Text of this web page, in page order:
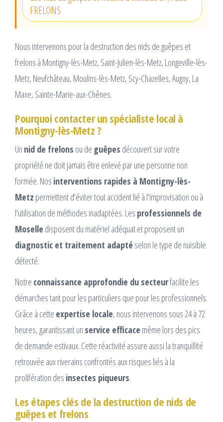
FRELONS
Nous intervenons pour la destruction des nids de guêpes et
frelons à Montigny-lès-Metz, Saint-Julien-lès-Metz, Longeville-lès-
Metz, Neufchâteau, Moulins-lès-Metz, Scy-Chazelles, Augny, La
Maxe, Sainte-Marie-aux-Chênes.
Pourquoi contacter un spécialiste local à
Montigny-lès-Metz ?
Un nid de frelons ou de guêpes découvert sur votre
propriété ne doit jamais être enlevé par une personne non
formée. Nos interventions rapides à Montigny-lès-
Metz permettent d’éviter tout accident lié à l’improvisation ou à
l’utilisation de méthodes inadaptées. Les professionnels de
Moselle disposent du matériel adéquat et proposent un
diagnostic et traitement adapté selon le type de nuisible
détecté.
Notre connaissance approfondie du secteurfacilite les
démarches tant pour les particuliers que pour les professionnels.
Grâce à cette expertise locale, nous intervenons sous 24 à 72
heures, garantissant un service efficace même lors des pics
de demande estivaux. Cette réactivité assure aussi la tranquillité
retrouvée aux riverains confrontés aux risques liés à la
prolifération des insectes piqueurs.
Les étapes clés de la destruction de nids de
guêpes et frelons